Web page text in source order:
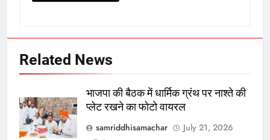
Related News
भाजपा की बैठक में धार्मिक ग्रंथ पर नाश्ते की
प्लेट रखने का फोटो वायरल
samriddhisamachar
July 21, 2026